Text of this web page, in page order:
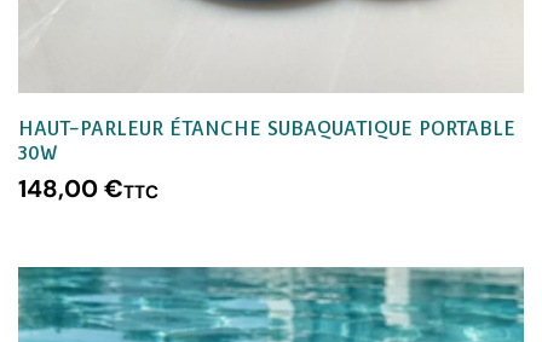
HAUT-PARLEUR ÉTANCHE SUBAQUATIQUE PORTABLE
30W
148,00€TTC